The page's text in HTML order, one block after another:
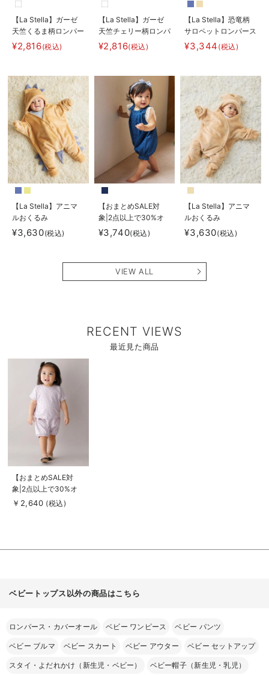
【La Stella】ガーゼ
天竺くるま柄ロンパー
ス
¥2,816(税込)
【La Stella】ガーゼ
天竺チェリー柄ロンパ
ース
¥2,816(税込)
【La Stella】恐竜柄
サロペットロンパース
¥3,344 (税込)
【La Stella】アニマ
ルおくるみ
¥3,630(税込)
【おまとめSALE対
象|2点以上で30%オ
フ】【La Stella】リ
ボンギャザーデニムロ
¥3,740(税込)
【La Stella】アニマ
ルおくるみ
¥3,630(税込)
VIEW ALL
RECENT VIEWS
最近見た商品
商
商
品
詳
細
を
【おまとめSALE対
象|2点以上で30%オ
フ】La Stella（ラ ス
￥2,640 (税込)
ベビートップス以外の商品はこちら
ロンパース・カバーオール ベビー ワンピース ベビー パンツ
ベビー ブルマ ベビー スカート ベビー アウター ベビー セットアップ
スタイ・よだれかけ（新生児・ベビー） ベビー帽子（新生児・乳児）